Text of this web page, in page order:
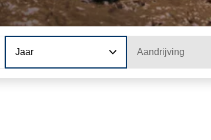
Jaar Aandrijving